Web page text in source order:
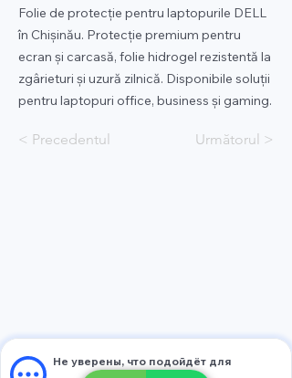
Folie de protecție pentru laptopurile DELL
în Chișinău. Protecție premium pentru
ecran și carcasă, folie hidrogel rezistentă la
zgârieturi și uzură zilnică. Disponibile soluții
pentru laptopuri office, business și gaming.
< Precedentul Următorul >
Не уверены, что подойдёт для